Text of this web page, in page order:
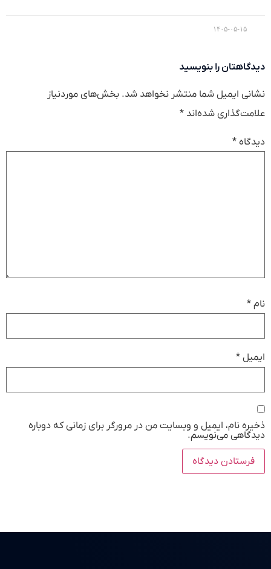
۱۴۰۵-۰۵-۱۵
دیدگاهتان را بنویسید
نشانی ایمیل شما منتشر نخواهد شد. بخش‌های موردنیاز
علامت‌گذاری شده‌اند *
دیدگاه *
نام *
ایمیل *
ذخیره نام، ایمیل و وبسایت من در مرورگر برای زمانی که دوباره
دیدگاهی می‌نویسم.